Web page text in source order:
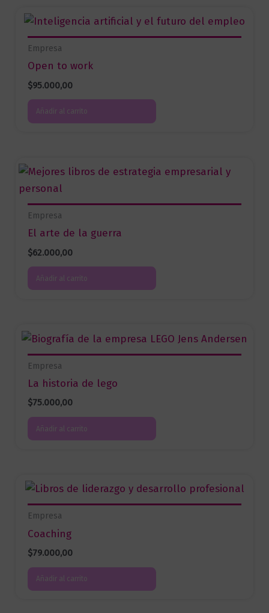
Empresa
Open to work
$95.000,00
Añadir al carrito
Empresa
El arte de la guerra
$62.000,00
Añadir al carrito
Empresa
La historia de lego
$75.000,00
Añadir al carrito
Empresa
Coaching
$79.000,00
Añadir al carrito